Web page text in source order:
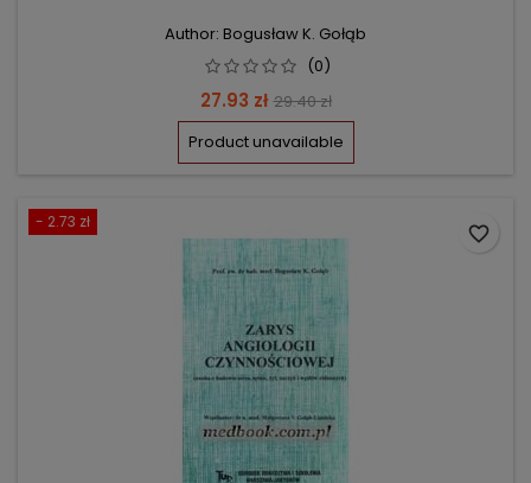
Author: Bogusław K. Gołąb
(0)
Price
27.93 zł Regular
price
29.40 zł
Product unavailable
- 2.73 zł
favorite_border